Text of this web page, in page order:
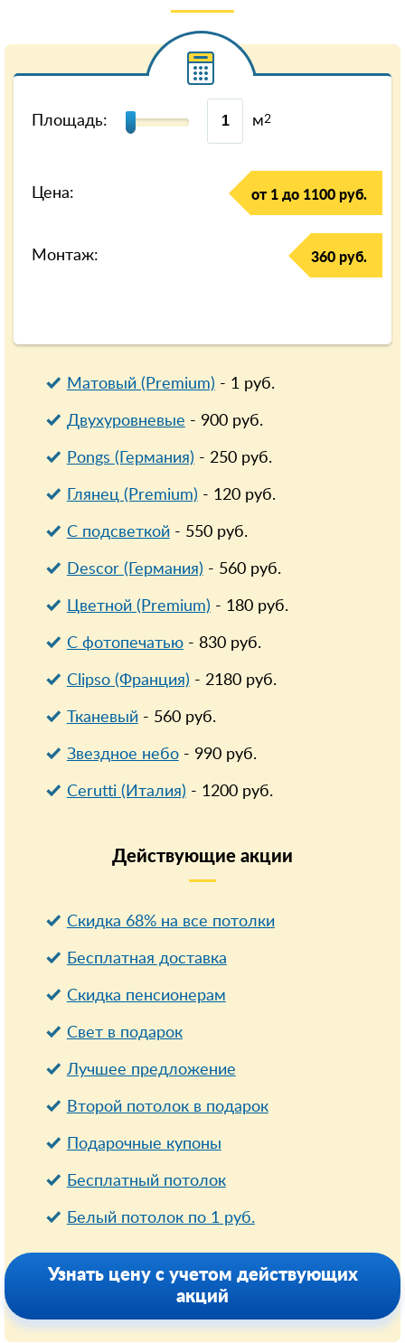
Площадь: м2
Цена: от 1 до 1100 руб.
Монтаж: 360 руб.
Матовый (Premium) - 1руб.
Двухуровневые - 900руб.
Pongs (Германия) - 250руб.
Глянец (Premium) - 120руб.
С подсветкой- 550руб.
Descor (Германия) - 560руб.
Цветной (Premium) - 180руб.
С фотопечатью- 830руб.
Clipso (Франция) - 2180руб.
Тканевый- 560руб.
Звездное небо- 990руб.
Cerutti (Италия) - 1200руб.
Действующие акции
Скидка 68% на все потолки
Бесплатная доставка
Cкидка пенсионерам
Свет в подарок
Лучшее предложение
Второй потолок в подарок
Подарочные купоны
Бесплатный потолок
Белый потолок по 1 руб.
Узнать цену с учетом действующих
акций